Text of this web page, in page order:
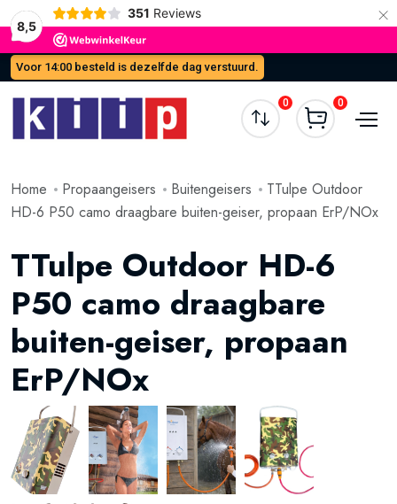
8,5
351 Reviews ×
Voor 14:00 besteld is dezelfde dag verstuurd.
0 0
Home Propaangeisers Buitengeisers
TTulpe Outdoor
HD-6 P50 camo draagbare buiten-geiser, propaan ErP/NOx
TTulpe Outdoor HD-6
P50 camo draagbare
buiten-geiser, propaan
ErP/NOx